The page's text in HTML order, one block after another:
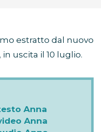
estratto dal nuovo
uscita il 10 luglio.
Anna
Anna